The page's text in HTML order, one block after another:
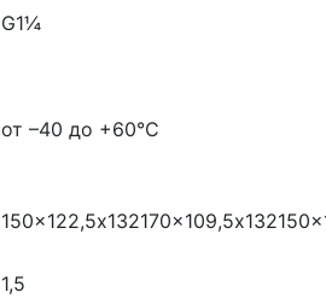
G1¼
от –40 до +60°С
150x122,5х132170x109,5х132
1,5